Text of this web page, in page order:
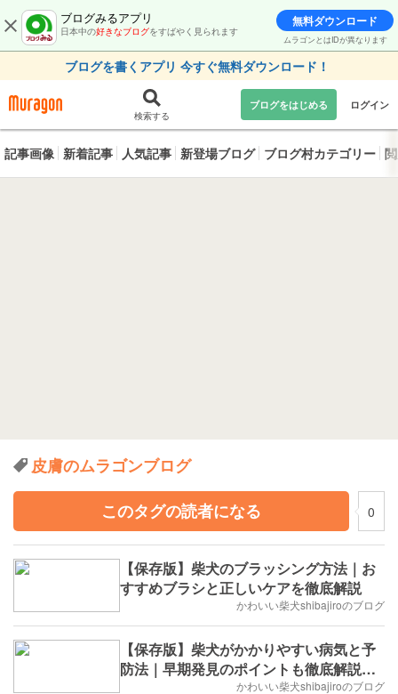
ブログみるアプリ
日本中の好きなブログをすばやく見られます
無料ダウンロード
ムラゴンとはIDが異なります
ブログを書くアプリ 今すぐ無料ダウンロード！
検索する
ブログをはじめる ログイン
記事画像 新着記事 人気記事 新登場ブログ ブログ村カテゴリー
皮膚のムラゴンブログ
このタグの読者になる
0
【保存版】柴犬のブラッシング方法｜お
すすめブラシと正しいケアを徹底解説
かわいい柴犬shibajiroのブログ
【保存版】柴犬がかかりやすい病気と予
防法｜早期発見のポイントも徹底解説保
かわいい柴犬shibajiroのブログ